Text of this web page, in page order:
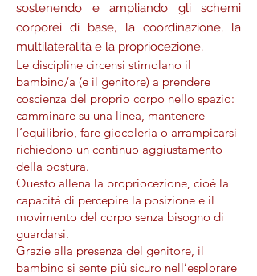
sostenendo e ampliando gli schemi
corporei di base, la coordinazione, la
multilateralità e la propriocezione,
Le discipline circensi stimolano il
bambino/a (e il genitore) a prendere
coscienza del proprio corpo nello spazio:
camminare su una linea, mantenere
l’equilibrio, fare giocoleria o arrampicarsi
richiedono un continuo aggiustamento
della postura.
Questo allena la propriocezione, cioè la
capacità di percepire la posizione e il
movimento del corpo senza bisogno di
guardarsi.
Grazie alla presenza del genitore, il
bambino si sente più sicuro nell’esplorare